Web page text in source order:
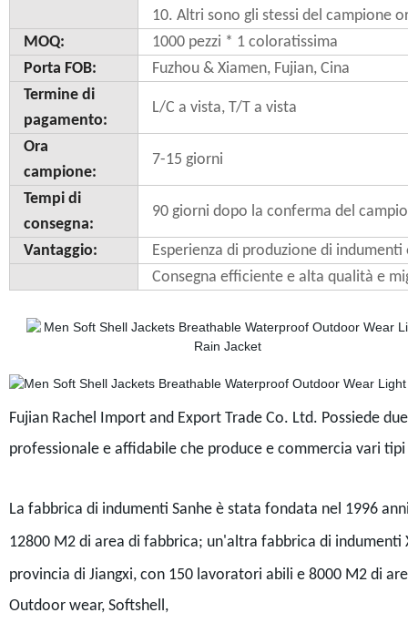
10. Altri sono gli stessi del campione
MOQ:
1000 pezzi * 1 coloratissima
Porta FOB:
Fuzhou & Xiamen, Fujian, Cina
Termine di
pagamento:
L/C a vista, T/T a vista
Ora
campione:
7-15 giorni
Tempi di
consegna:
90 giorni dopo la conferma del
Vantaggio:
Esperienza di produzione di
Consegna efficiente e alta qualità e
Fujian Rachel Import and Export Trade Co. Ltd. Possiede
professionale e affidabile che produce e commercia vari
La fabbrica di indumenti Sanhe è stata fondata nel 1996
12800 M2di area di fabbrica; un'altra fabbrica di indumenti
provincia di Jiangxi, con 150 lavoratori abili e 8000 M2di
Outdoor wear, Softshell,